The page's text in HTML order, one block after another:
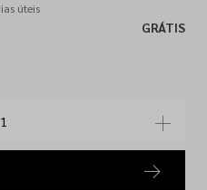
úteis
GRÁTIS